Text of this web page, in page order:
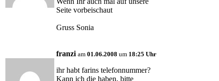
Seite vorbeischaut
Gruss Sonia
franzi am 01.06.2008 um 18:25 Uhr
ihr habt farins telefonnummer?
Kann ich die haben, bitte